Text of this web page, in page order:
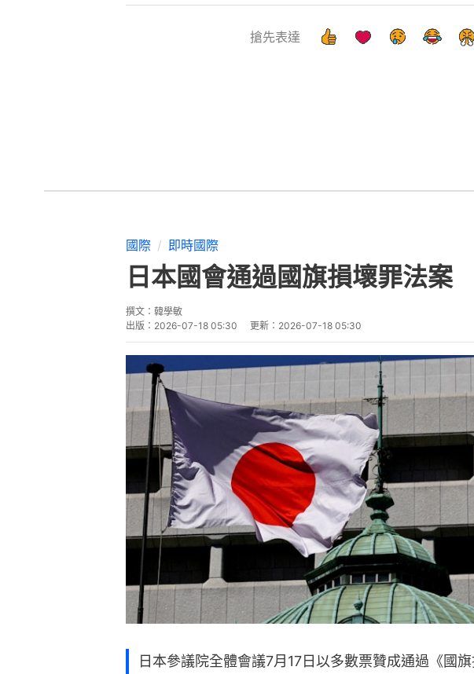
搶先表達
國際 即時國際
日本國會通過國旗損壞罪法
撰文： 韓學敏
出版： 2026-07-18 05:30 更新： 2026-07-18 05:30
日本參議院全體會議7月17日以多數票贊成通過《國